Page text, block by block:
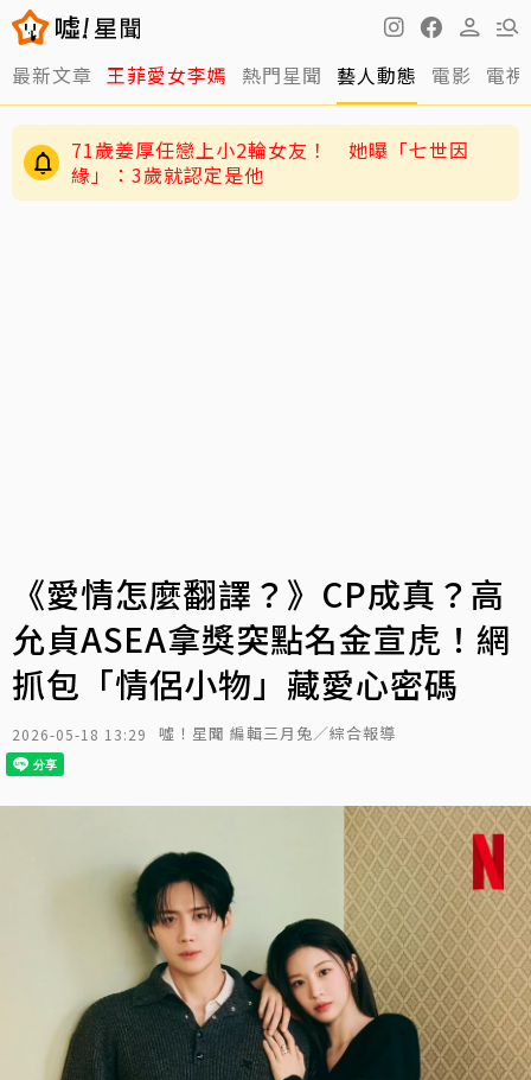
最新文章 王菲愛女李嫣 熱門星聞 藝人動態 電影 電視
71歲姜厚任戀上小2輪女友！ 她曝「七世因
緣」：3歲就認定是他
《愛情怎麼翻譯？》CP成真？高
允貞ASEA拿獎突點名金宣虎！網
抓包「情侶小物」藏愛心密碼
2026-05-18 13:29 噓！星聞 編輯三月兔／綜合報導